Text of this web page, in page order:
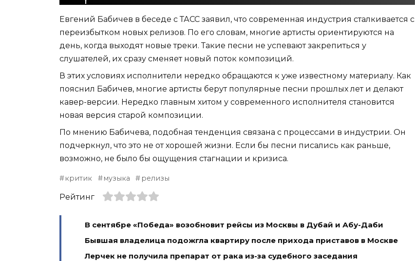
Евгений Бабичев в беседе с ТАСС заявил, что современная индустрия сталкивается с
переизбытком новых релизов. По его словам, многие артисты ориентируются на
день, когда выходят новые треки. Такие песни не успевают закрепиться у
слушателей, их сразу сменяет новый поток композиций.
В этих условиях исполнители нередко обращаются к уже известному материалу. Как
пояснил Бабичев, многие артисты берут популярные песни прошлых лет и делают
кавер-версии. Нередко главным хитом у современного исполнителя становится
новая версия старой композиции.
По мнению Бабичева, подобная тенденция связана с процессами в индустрии. Он
подчеркнул, что это не от хорошей жизни. Если бы песни писались как раньше,
возможно, не было бы ощущения стагнации и кризиса.
критик музыка релизы
Рейтинг
В сентябре «Победа» возобновит рейсы из Москвы в Дубай и Абу-Даби
Бывшая владелица подожгла квартиру после прихода приставов в Москве
Лерчек не получила препарат от рака из-за судебного заседания